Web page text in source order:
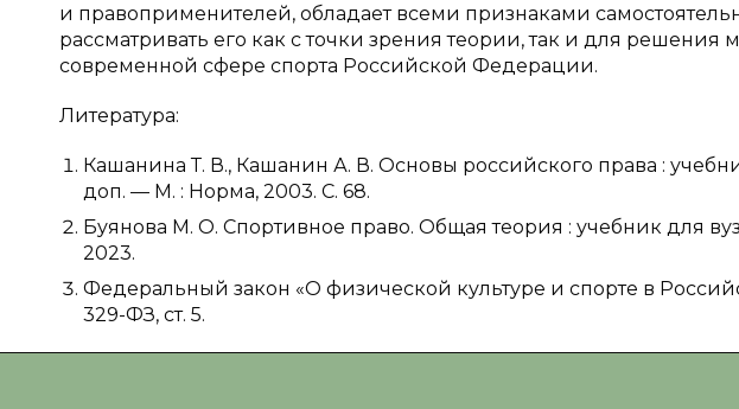
и правоприменителей, обладает всеми признаками
рассматривать его как с точки зрения теории, так и для решения
современной сфере спорта Российской Федерации.
Литература:
Кашанина Т. В., Кашанин А. В. Основы российского права :
доп. — М. : Норма, 2003. С. 68.
Буянова М. О. Спортивное право. Общая теория : учебник для
2023.
Федеральный закон «О физической культуре и спорте в
329-ФЗ, ст. 5.